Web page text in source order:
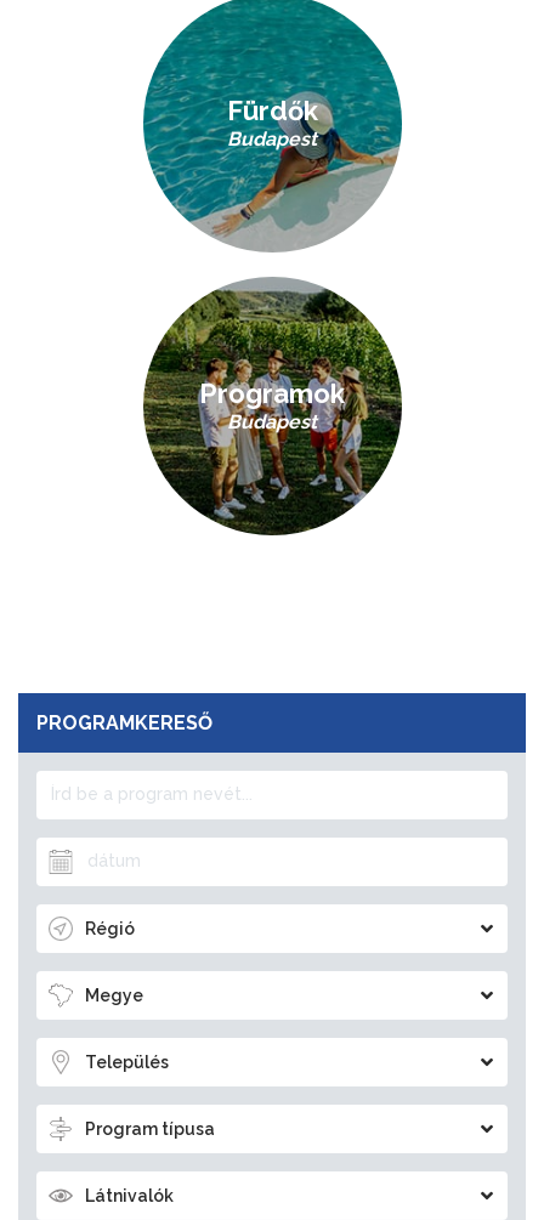
Fürdők
Budapest
Programok
Budapest
PROGRAMKERESŐ
Régió
Megye
Település
Program típusa
Látnivalók